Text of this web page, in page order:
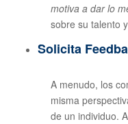
motiva a dar lo
sobre su talento
Solicita
A menudo, los
misma
de un individuo.